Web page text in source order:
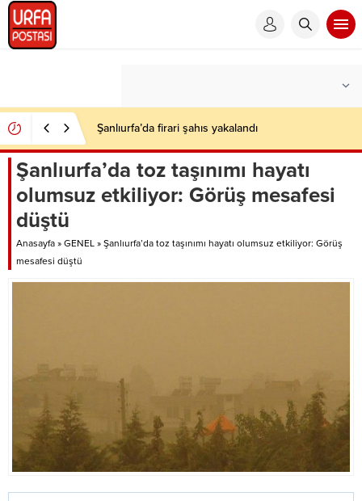
Şanlıurfa’da firari şahıs yakalandı
Şanlıurfa’da toz taşınımı hayatı
olumsuz etkiliyor: Görüş mesafesi
düştü
Anasayfa » GENEL » Şanlıurfa’da toz taşınımı hayatı olumsuz etkiliyor: Görüş
mesafesi düştü